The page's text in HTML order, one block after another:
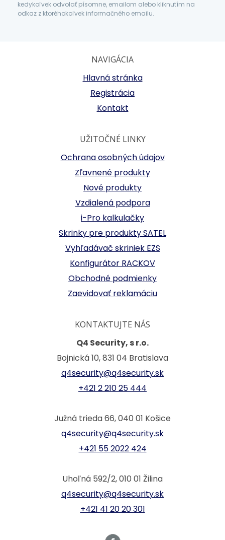
kedykoľvek odvolať písomne, emailom alebo kliknutím na
odkaz z ktoréhokoľvek informačného emailu.
NAVIGÁCIA
Hlavná stránka
Registrácia
Kontakt
UŽITOČNÉ LINKY
Ochrana osobných údajov
Zľavnené produkty
Nové produkty
Vzdialená podpora
i-Pro kalkulačky
Skrinky pre produkty SATEL
Vyhľadávač skriniek EZS
Konfigurátor RACKOV
Obchodné podmienky
Zaevidovať reklamáciu
KONTAKTUJTE NÁS
Q4 Security, s r.o.
Bojnická 10, 831 04 Bratislava
q4security@q4security.sk
+421 2 210 25 444
Južná trieda 66, 040 01 Košice
q4security@q4security.sk
+421 55 2022 424
Uhoľná 592/2, 010 01 Žilina
q4security@q4security.sk
+421 41 20 20 301